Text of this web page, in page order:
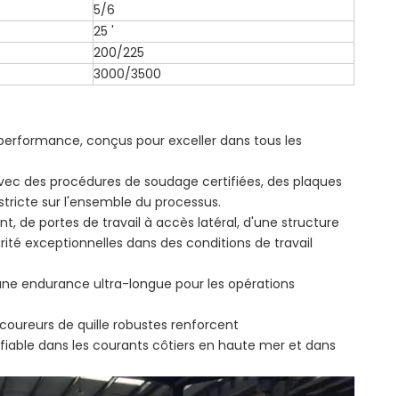
5/6
25 '
200/225
3000/3500
conçus pour exceller dans tous les
des procédures de soudage certifiées, des plaques
sur l'ensemble du processus.
de portes de travail à accès latéral, d'une structure
exceptionnelles dans des conditions de travail
endurance ultra-longue pour les opérations
de quille robustes renforcent
dans les courants côtiers en haute mer et dans